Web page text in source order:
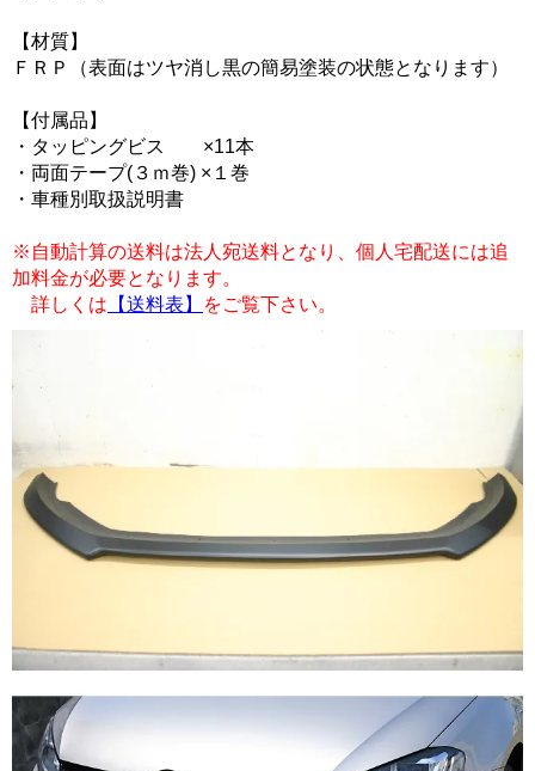
【材質】
ＦＲＰ（表面はツヤ消し黒の簡易塗装の状態となります）
【付属品】
・タッピングビス ×11本
・両面テープ(３ｍ巻) ×１巻
・車種別取扱説明書
※自動計算の送料は法人宛送料となり、個人宅配送には追
加料金が必要となります。
詳しくは 【送料表】 をご覧下さい。